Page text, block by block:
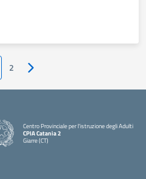
2 Pagina successiva
Centro Provinciale per l'istruzione degli Adulti
CPIA Catania 2
Giarre (CT)